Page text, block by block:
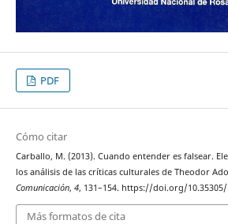
PDF
Cómo citar
Carballo, M. (2013). Cuando entender es falsear.
los análisis de las críticas culturales de Theodor
Comunicación, 4, 131–154. https://doi.org/
Más formatos de cita